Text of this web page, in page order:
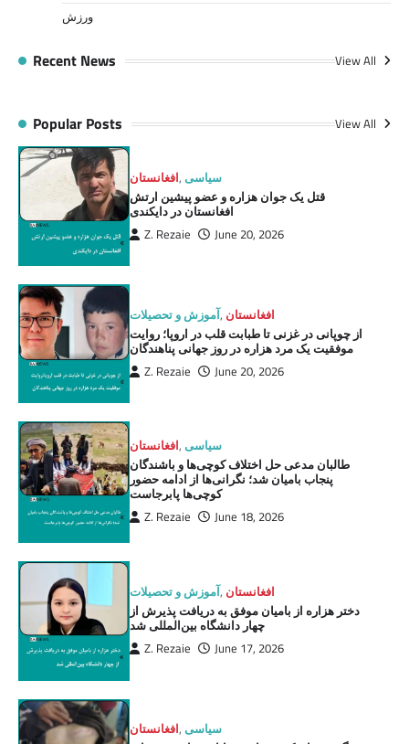
ورزش
Recent News View All
Popular Posts View All
افغانستان,سیاسی
قتل یک جوان هزاره و عضو پیشین ارتش
افغانستان در دایکندی
Z. Rezaie June 20, 2026
آموزش و تحصیلات, افغانستان
از چوپانی در غزنی تا طبابت قلب در اروپا؛ روایت
موفقیت یک مرد هزاره در روز جهانی پناهندگان
Z. Rezaie June 20, 2026
افغانستان,سیاسی
طالبان مدعی حل اختلاف کوچی‌ها و باشندگان
پنجاب بامیان شد؛ نگرانی‌ها از ادامه حضور
کوچی‌ها پابرجاست
Z. Rezaie June 18, 2026
آموزش و تحصیلات, افغانستان
دختر هزاره از بامیان موفق به دریافت پذیرش از
چهار دانشگاه بین‌المللی شد
Z. Rezaie June 17, 2026
افغانستان,سیاسی